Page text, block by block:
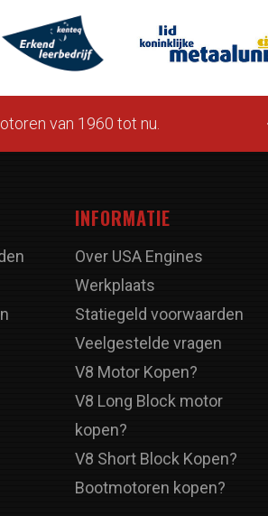
van 1960 tot nu.
INFORMATIE
Over USA Engines
Werkplaats
Statiegeld voorwaarden
Veelgestelde vragen
V8 Motor Kopen?
V8 Long Block motor
kopen?
V8 Short Block Kopen?
Bootmotoren kopen?